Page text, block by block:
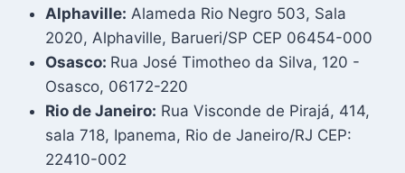
Alphaville: Alameda Rio Negro 503, Sala
2020, Alphaville, Barueri/SP CEP 06454-000
Osasco: Rua José Timotheo da Silva, 120 -
Osasco, 06172-220
Rio de Janeiro: Rua Visconde de Pirajá, 414,
sala 718, Ipanema, Rio de Janeiro/RJ CEP:
22410-002